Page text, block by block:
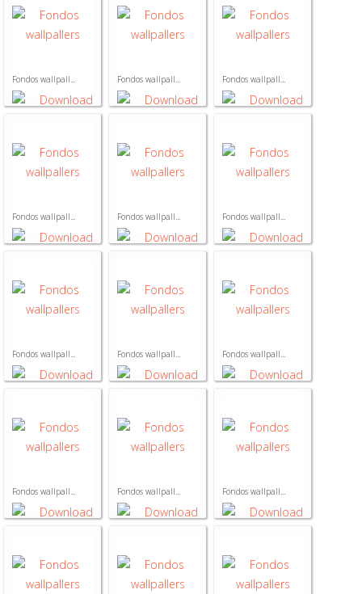
Fondos wallpall... Fondos wallpall... Fondos wallpall...
Fondos wallpall... Fondos wallpall... Fondos wallpall...
Fondos wallpall... Fondos wallpall... Fondos wallpall...
Fondos wallpall... Fondos wallpall... Fondos wallpall...